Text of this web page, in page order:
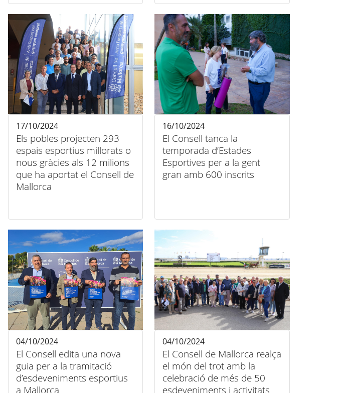
lliurament de premis de la
FIM que se celebrarà a
Mallorca
Els pobles projecten 293
espais esportius millorats o
nous gràcies als 12 milions
que ha aportat el Consell de
Mallorca
17/10/2024
El Consell tanca la
temporada d’Estades
Esportives per a la gent
gran amb 600 inscrits
16/10/2024
El Consell edita una nova
guia per a la tramitació
d’esdeveniments esportius
a Mallorca
04/10/2024
El Consell de Mallorca realça
el món del trot amb la
celebració de més de 50
esdeveniments i activitats
04/10/2024